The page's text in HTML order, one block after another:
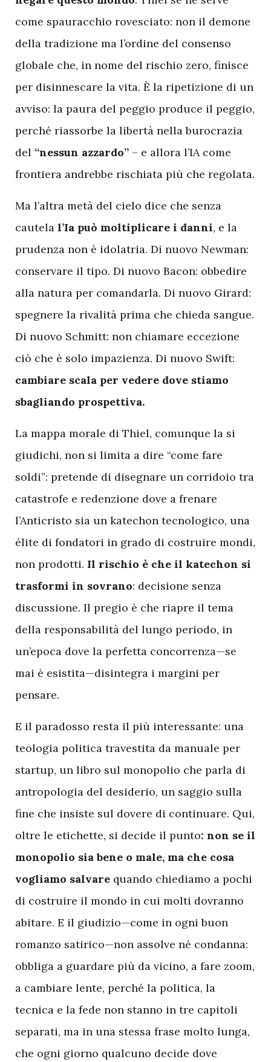
come spauracchio rovesciato: non il demone
della tradizione ma l’ordine del consenso
globale che, in nome del rischio zero, finisce
per disinnescare la vita. È la ripetizione di un
avviso: la paura del peggio produce il peggio,
perché riassorbe la libertà nella burocrazia
del “nessun azzardo” – e allora l’IA come
frontiera andrebbe rischiata più che regolata.
Ma l’altra metà del cielo dice che senza
cautela l’Ia può moltiplicare i danni, e la
prudenza non è idolatria. Di nuovo Newman:
conservare il tipo. Di nuovo Bacon: obbedire
alla natura per comandarla. Di nuovo Girard:
spegnere la rivalità prima che chieda sangue.
Di nuovo Schmitt: non chiamare eccezione
ciò che è solo impazienza. Di nuovo Swift:
cambiare scala per vedere dove stiamo
sbagliando prospettiva.
La mappa morale di Thiel, comunque la si
giudichi, non si limita a dire “come fare
soldi”: pretende di disegnare un corridoio tra
catastrofe e redenzione dove a frenare
l’Anticristo sia un katechon tecnologico, una
élite di fondatori in grado di costruire mondi,
non prodotti. Il rischio è che il katechon si
trasformi in sovrano: decisione senza
discussione. Il pregio è che riapre il tema
della responsabilità del lungo periodo, in
un’epoca dove la perfetta concorrenza—se
mai è esistita—disintegra i margini per
pensare.
E il paradosso resta il più interessante: una
teologia politica travestita da manuale per
startup, un libro sul monopolio che parla di
antropologia del desiderio, un saggio sulla
fine che insiste sul dovere di continuare. Qui,
oltre le etichette, si decide il punto: non se il
monopolio sia bene o male, ma che cosa
vogliamo salvare quando chiediamo a pochi
di costruire il mondo in cui molti dovranno
abitare. E il giudizio—come in ogni buon
romanzo satirico—non assolve né condanna:
obbliga a guardare più da vicino, a fare zoom,
a cambiare lente, perché la politica, la
tecnica e la fede non stanno in tre capitoli
separati, ma in una stessa frase molto lunga,
che ogni giorno qualcuno decide dove